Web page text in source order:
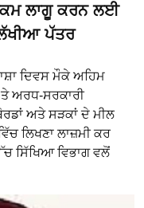
ਲਾਗੂ ਕਰਨ ਲਈ
ਪੱਤਰ
ਦਿਵਸ ਮੌਕੇ ਅਹਿਮ
ਅਰਧ-ਸਰਕਾਰੀ
ਅਤੇ ਸੜਕਾਂ ਦੇ ਮੀਲ
ਲਿਖਣਾ ਲਾਜ਼ਮੀ ਕਰ
ਸਿੱਖਿਆ ਵਿਭਾਗ ਵਲੋਂ